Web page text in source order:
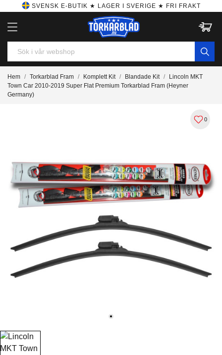
SVENSK E-BUTIK ★ LAGER I SVERIGE ★ FRI FRAKT
Hem Torkarblad Fram Komplett Kit Blandade Kit
Lincoln MKT
Town Car 2010-2019 Super Flat Premium Torkarblad Fram (Heyner
Germany)
0